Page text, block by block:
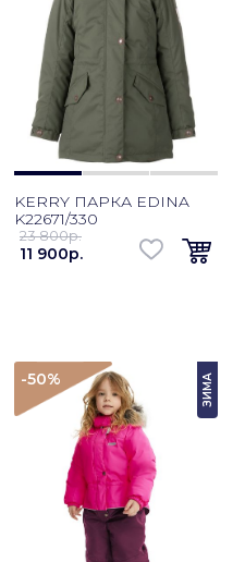
KERRY ПАРКА EDINA
K22671/330
23 800p.
11 900p.
-50% ЗИМА